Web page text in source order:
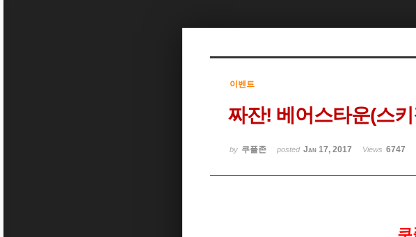
이벤트
짜잔! 베어스타운(스
by 쿠플존 posted Jan 17, 2017 Views 6747
Sketchbook5, 스케치북5
Sketchbook5, 스케치북5